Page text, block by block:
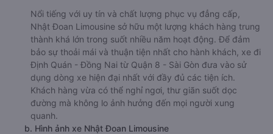
Nổi tiếng với uy tín và chất lượng phục vụ đẳng cấp,
Nhật Đoan Limousine sở hữu một lượng khách hàng trung
thành khá lớn trong suốt nhiều năm hoạt động. Để đảm
bảo sự thoải mái và thuận tiện nhất cho hành khách, xe đi
Định Quán - Đồng Nai từ Quận 8 - Sài Gòn đưa vào sử
dụng dòng xe hiện đại nhất với đầy đủ các tiện ích.
Khách hàng vừa có thể nghỉ ngơi, thư giãn suốt dọc
đường mà không lo ảnh hưởng đến mọi người xung
quanh.
b. Hình ảnh xe Nhật Đoan Limousine